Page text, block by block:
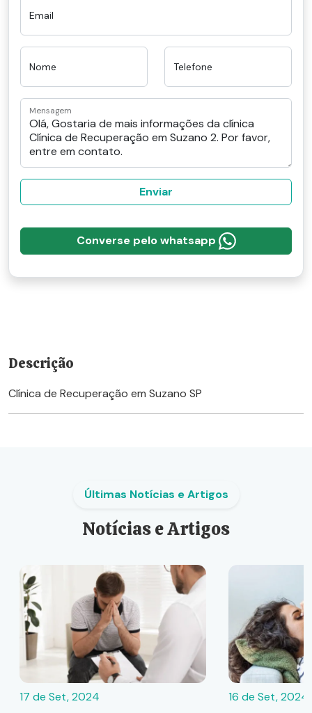
Email
Nome Telefone
Mensagem
Enviar
Converse pelo whatsapp
Descrição
Clínica de Recuperação em Suzano SP
Últimas Notícias e Artigos
Notícias e Artigos
17 de Set, 2024 16 de Set, 2024